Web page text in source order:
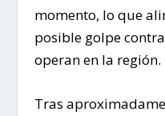
momento, lo que
posible golpe
operan en la región.
Tras